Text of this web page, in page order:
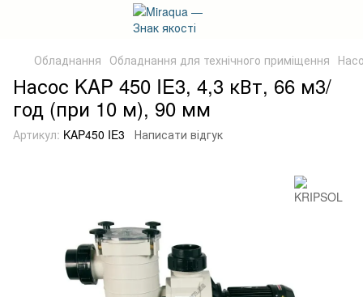
Обладнання Обладнання для технічного приміщення
Насос KAP 450 IE3, 4,3 кВт, 66 м3/
год (при 10 м), 90 мм
Артикул: KAP450 IE3 Написати відгук